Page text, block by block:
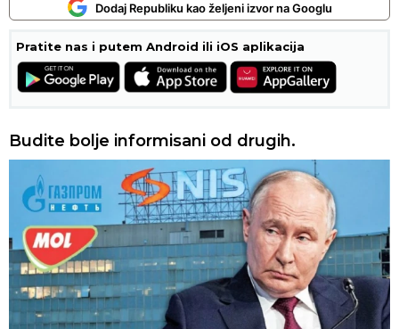
Dodaj Republiku kao željeni izvor na Googlu
Pratite nas i putem Android ili iOS aplikacija
Budite bolje informisani od drugih.